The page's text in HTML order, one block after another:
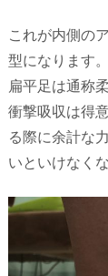
これが内側の
型になります。
扁平足は通称
衝撃吸収は得
る際に余計な
いといけなく